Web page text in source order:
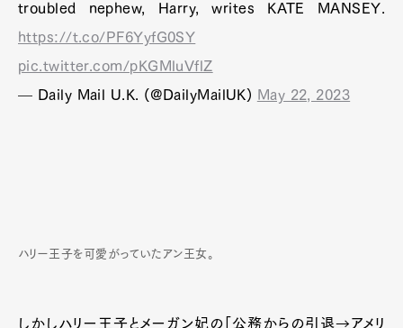
troubled nephew, Harry, writes KATE MANSEY.
https://t.co/PF6YyfG0SY
pic.twitter.com/pKGMluVflZ
— Daily Mail U.K. (@DailyMailUK) May 22, 2023
ハリー王子を可愛がっていたアン王女。
しかしハリー王子とメーガン妃の「公務からの引退→アメリ